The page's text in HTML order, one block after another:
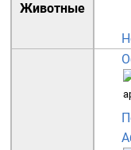
Животные